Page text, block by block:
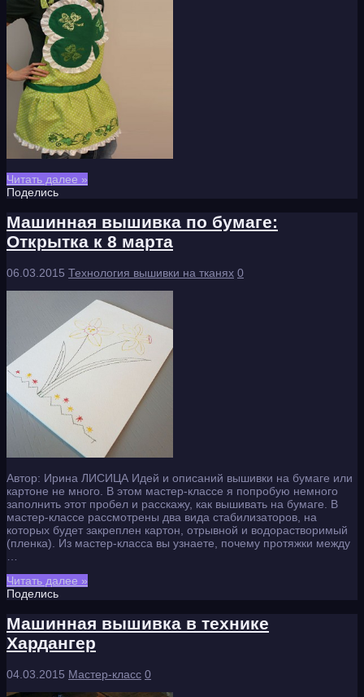
Читать далее »
Поделись
Машинная вышивка по бумаге:
Открытка к 8 марта
06.03.2015 Технология вышивки на тканях 0
Автор: Ирина ЛИСИЦА Идей и описаний вышивки на бумаге или
картоне не много. В этом мастер-классе я попробую немного
заполнить этот пробел и расскажу, как вышивать на бумаге. В
мастер-классе рассмотрены два вида стабилизаторов, на
которых будет закреплен картон, отрывной и водорастворимый
(пленка). Из мастер-класса вы узнаете, почему протяжки между
Читать далее »
Поделись
Машинная вышивка в технике
Хардангер
04.03.2015 Мастер-класс 0